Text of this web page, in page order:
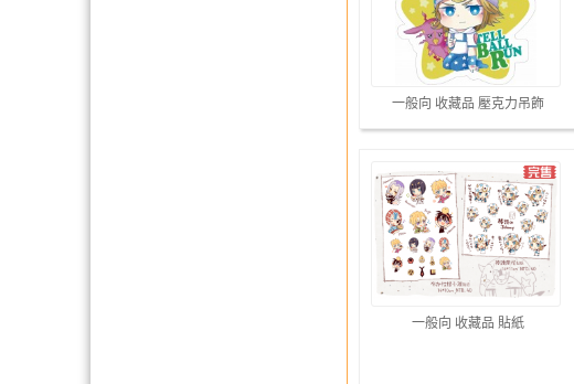
一般向 收藏品 壓克力吊飾
一般向 收藏品 貼紙